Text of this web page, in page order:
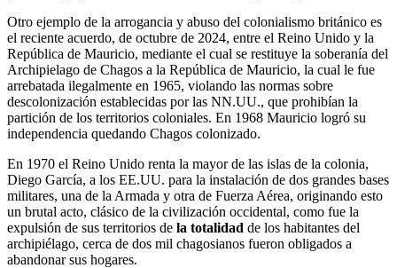
Otro ejemplo de la arrogancia y abuso del colonialismo británico es
el reciente acuerdo, de octubre de 2024, entre el Reino Unido y la
República de Mauricio, mediante el cual se restituye la soberanía del
Archipielago de Chagos a la República de Mauricio, la cual le fue
arrebatada ilegalmente en 1965, violando las normas sobre
descolonización establecidas por las NN.UU., que prohibían la
partición de los territorios coloniales. En 1968 Mauricio logró su
independencia quedando Chagos colonizado.
En 1970 el Reino Unido renta la mayor de las islas de la colonia,
Diego García, a los EE.UU. para la instalación de dos grandes bases
militares, una de la Armada y otra de Fuerza Aérea, originando esto
un brutal acto, clásico de la civilización occidental, como fue la
expulsión de sus territorios de la totalidad de los habitantes del
archipiélago, cerca de dos mil chagosianos fueron obligados a
abandonar sus hogares.